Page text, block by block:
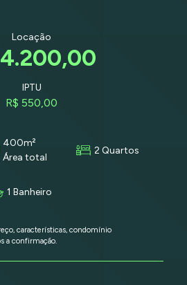
Locação
IPTU
R$ 550,00
400m²
Área total
2 Quartos
1 Banheiro
características, condomínio
a confirmação.